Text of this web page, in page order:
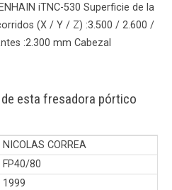
iTNC-530 Superficie de la
(X / Y / Z) :3.500 / 2.600 /
:2.300 mm Cabezal
esta fresadora pórtico
NICOLAS CORREA
FP40/80
1999